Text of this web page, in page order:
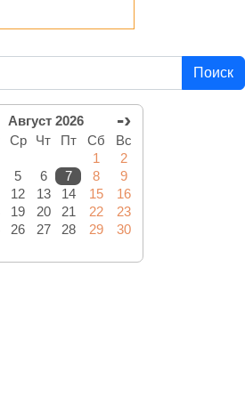
Поиск
Август 2026 -›
Ср Чт Пт Сб
Вс
1
2
5 6 7 8
9
12 13 14 15
16
19 20 21 22
23
26 27 28 29
30